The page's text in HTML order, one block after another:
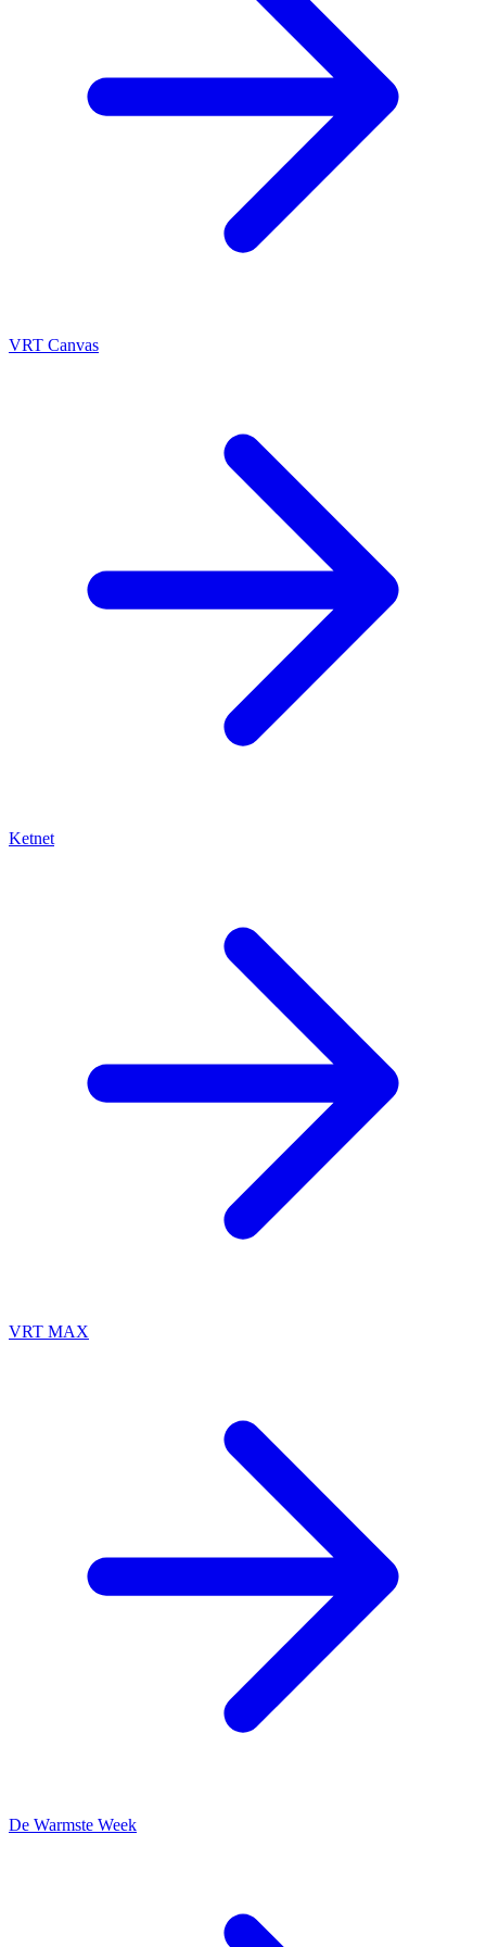
VRT Canvas
Ketnet
VRT MAX
De Warmste Week